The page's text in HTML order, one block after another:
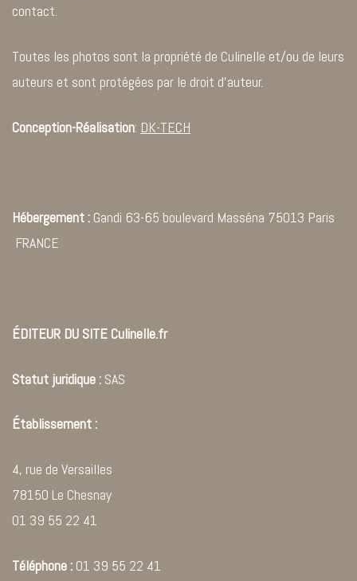
contact.
Toutes les photos sont la propriété de Culinelle et/ou de leurs
auteurs et sont protégées par le droit d’auteur.
Conception-Réalisation: DK-TECH
Hébergement : Gandi 63-65 boulevard Masséna 75013 Paris
FRANCE
ÉDITEUR DU SITE Culinelle.fr
Statut juridique : SAS
Établissement :
4, rue de Versailles
78150 Le Chesnay
01 39 55 22 41
Téléphone : 01 39 55 22 41